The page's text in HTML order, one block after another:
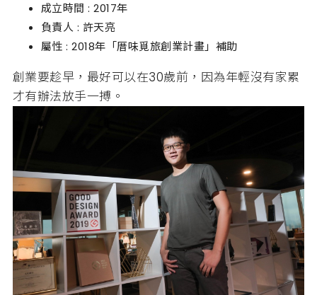
成立時間 : 2017年
負責人 : 許天亮
屬性 : 2018年「厝味覓旅創業計畫」補助
創業要趁早，最好可以在30歲前，因為年輕沒有家累
才有辦法放手一搏。